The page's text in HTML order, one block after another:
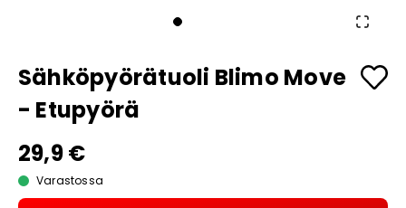
Sähköpyörätuoli Blimo Move
- Etupyörä
29,9 €
Varastossa